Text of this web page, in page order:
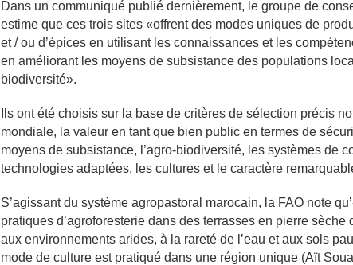
Dans un communiqué publié dernièrement, le groupe de
estime que ces trois sites «offrent des modes uniques de
et / ou d’épices en utilisant les connaissances et les
en améliorant les moyens de subsistance des populations
biodiversité».
Ils ont été choisis sur la base de critères de sélection précis
mondiale, la valeur en tant que bien public en termes de
moyens de subsistance, l’agro-biodiversité, les systèmes de
technologies adaptées, les cultures et le caractère
S’agissant du système agropastoral marocain, la FAO note
pratiques d’agroforesterie dans des terrasses en pierre sèche
aux environnements arides, à la rareté de l’eau et aux sols
mode de culture est pratiqué dans une région unique (Aït